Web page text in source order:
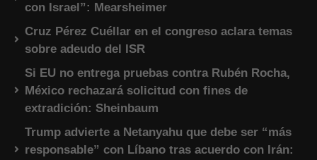
con Israel”: Mearsheimer
Cruz Pérez Cuéllar en el congreso aclara temas
sobre adeudo del ISR
Si EU no entrega pruebas contra Rubén Rocha,
México rechazará solicitud con fines de
extradición: Sheinbaum
Trump advierte a Netanyahu que debe ser “más
responsable” con Líbano tras acuerdo con Irán: